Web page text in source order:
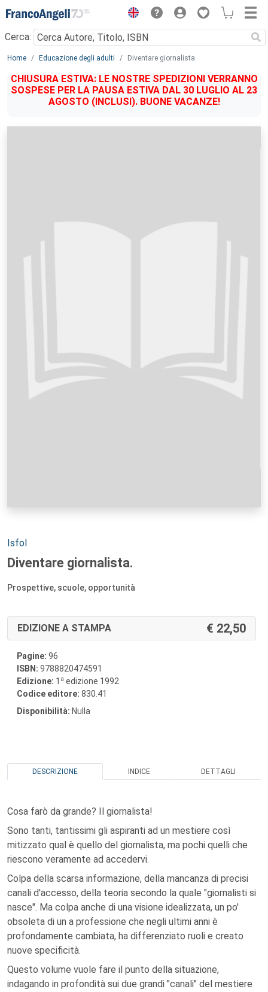
Menu
Cerca:
Main content
Home Educazione degli adulti Diventare giornalista.
CHIUSURA ESTIVA: LE NOSTRE SPEDIZIONI VERRANNO
SOSPESE PER LA PAUSA ESTIVA DAL 30 LUGLIO AL 23
AGOSTO (INCLUSI). BUONE VACANZE!
Autori:
Isfol
Diventare giornalista.
Prospettive, scuole, opportunità
EDIZIONE A STAMPA 22,50
Pagine: 96
ISBN: 9788820474591
Edizione: 1 a edizione 1992
Codice editore: 830.41
Disponibilità: Nulla
DESCRIZIONE INDICE DETTAGLI
Cosa farò da grande? Il giornalista!
Sono tanti, tantissimi gli aspiranti ad un mestiere così
mitizzato qual è quello del giornalista, ma pochi quelli che
riescono veramente ad accedervi.
Colpa della scarsa informazione, della mancanza di precisi
canali d'accesso, della teoria secondo la quale "giornalisti si
nasce". Ma colpa anche di una visione idealizzata, un po'
obsoleta di un a professione che negli ultimi anni è
profondamente cambiata, ha differenziato ruoli e creato
nuove specificità.
Questo volume vuole fare il punto della situazione,
indagando in profondità sui due grandi "canali" del mestiere